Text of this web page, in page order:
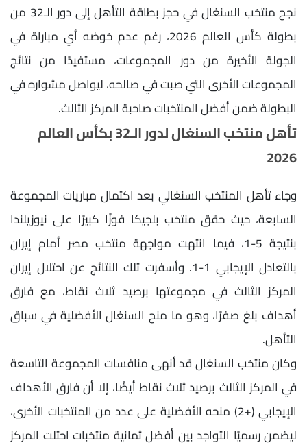
نجح منتخب السنغال في حجز بطاقة التأهل إلى دور الـ32 من
بطولة كأس العالم 2026، رغم عدم خوضه أي مباراة في
الجولة الأخيرة من دور المجموعات، مستفيدًا من نتائج
المجموعات الأخرى التي صبت في صالحه، ليواصل مشواره في
البطولة ضمن أفضل المنتخبات صاحبة المركز الثالث.
تأهل منتخب السنغال لدور الـ32 بكأس العالم
2026
وجاء تأهل المنتخب السنغالي بعد اكتمال مباريات المجموعة
السابعة، حيث حقق منتخب بلجيكا فوزًا كبيرًا على نيوزيلندا
بنتيجة 5-1، فيما انتهت مواجهة منتخب مصر أمام إيران
بالتعادل الإيجابي 1-1. وأسفرت تلك النتائج عن احتلال إيران
المركز الثالث في مجموعتها برصيد ثلاث نقاط، مع فارق
أهداف بلغ صفرًا، وهو ما منح السنغال الأفضلية في سباق
التأهل.
وكان منتخب السنغال قد أنهى منافسات المجموعة التاسعة
في المركز الثالث برصيد ثلاث نقاط أيضًا، إلا أن فارق الأهداف
الإيجابي (+2) منحه الأفضلية على عدد من المنتخبات الأخرى،
ليضمن رسميًا التواجد بين أفضل ثمانية منتخبات احتلت المركز